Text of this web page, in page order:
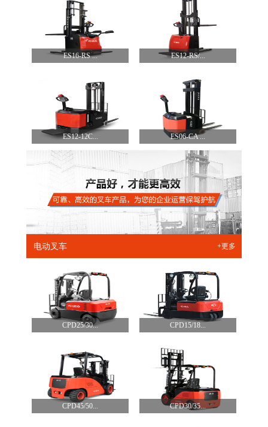
ES16-RS ... ES12-RS/...
ES12-12C... ES06-CA ...
电动叉车 +更多
CPD25/30... CPD15/18...
CPD45/50... CPD30/35...